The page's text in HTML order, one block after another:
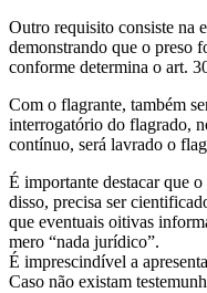
Outro requisito consiste na
demonstrando que o preso
conforme determina o art.
Com o flagrante, também
interrogatório do flagrado,
contínuo, será lavrado o
É importante destacar que
disso, precisa ser
que eventuais oitivas
mero “nada jurídico”.
É imprescindível a
Caso não existam